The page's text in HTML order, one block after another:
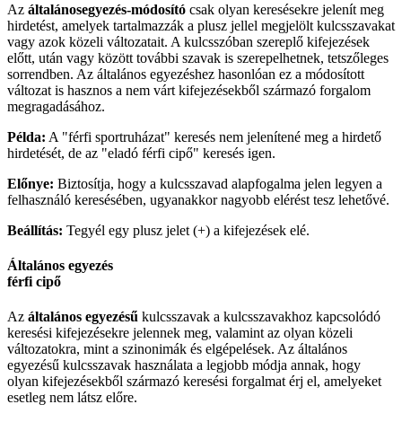
Az általánosegyezés-módosító csak olyan keresésekre jelenít meg
hirdetést, amelyek tartalmazzák a plusz jellel megjelölt kulcsszavakat
vagy azok közeli változatait. A kulcsszóban szereplő kifejezések
előtt, után vagy között további szavak is szerepelhetnek, tetszőleges
sorrendben. Az általános egyezéshez hasonlóan ez a módosított
változat is hasznos a nem várt kifejezésekből származó forgalom
megragadásához.
Példa: A "férfi sportruházat" keresés nem jelenítené meg a hirdető
hirdetését, de az "eladó férfi cipő" keresés igen.
Előnye: Biztosítja, hogy a kulcsszavad alapfogalma jelen legyen a
felhasználó keresésében, ugyanakkor nagyobb elérést tesz lehetővé.
Beállítás: Tegyél egy plusz jelet (+) a kifejezések elé.
Általános egyezés
férfi cipő
Az általános egyezésű kulcsszavak a kulcsszavakhoz kapcsolódó
keresési kifejezésekre jelennek meg, valamint az olyan közeli
változatokra, mint a szinonimák és elgépelések. Az általános
egyezésű kulcsszavak használata a legjobb módja annak, hogy
olyan kifejezésekből származó keresési forgalmat érj el, amelyeket
esetleg nem látsz előre.